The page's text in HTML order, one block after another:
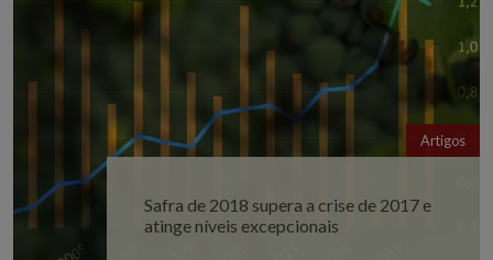
Artigos
Safra de 2018 supera a crise de 2017 e
atinge níveis excepcionais